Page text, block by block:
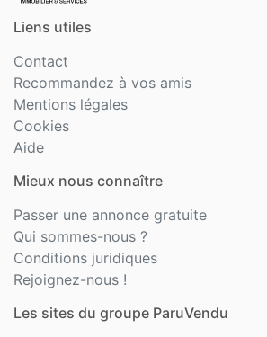
Liens utiles
Contact
Recommandez à vos amis
Mentions légales
Cookies
Aide
Mieux nous connaître
Passer une annonce gratuite
Qui sommes-nous ?
Conditions juridiques
Rejoignez-nous !
Les sites du groupe ParuVendu